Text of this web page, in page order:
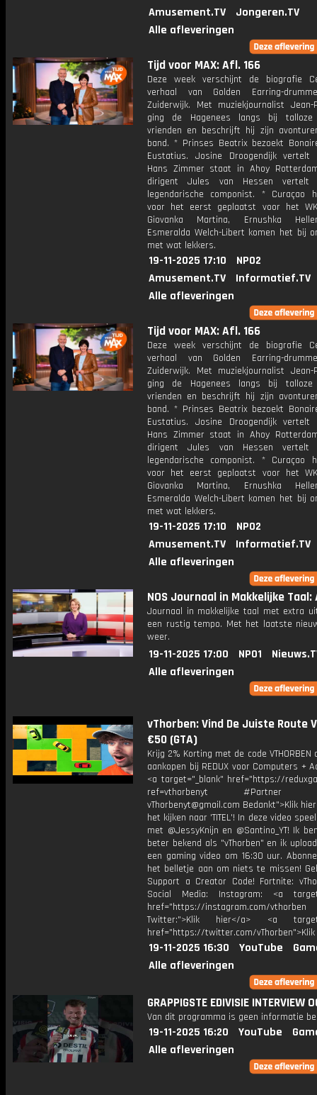
Amusement.TV
Jongeren.TV
Alle afleveringen
Tijd voor MAX: Afl. 166
Deze week verschijnt de biografie
verhaal van Golden Earring-
Zuiderwijk. Met muziekjournalist Jean-
ging de Hagenees langs bij talloze
vrienden en beschrijft hij zijn
band. * Prinses Beatrix bezoekt
Eustatius. Josine Droogendijk
Hans Zimmer staat in Ahoy
dirigent Jules van Hessen
legendarische componist. * Curaçao
voor het eerst geplaatst voor het
Giovanka Martina, Ernushka
Esmeralda Welch-Libert komen het bij
met wat lekkers.
19-11-2025 17:10
NPO2
Amusement.TV
Informatief.TV
Alle afleveringen
Tijd voor MAX: Afl. 166
Deze week verschijnt de biografie
verhaal van Golden Earring-
Zuiderwijk. Met muziekjournalist Jean-
ging de Hagenees langs bij talloze
vrienden en beschrijft hij zijn
band. * Prinses Beatrix bezoekt
Eustatius. Josine Droogendijk
Hans Zimmer staat in Ahoy
dirigent Jules van Hessen
legendarische componist. * Curaçao
voor het eerst geplaatst voor het
Giovanka Martina, Ernushka
Esmeralda Welch-Libert komen het bij
met wat lekkers.
19-11-2025 17:10
NPO2
Amusement.TV
Informatief.TV
Alle afleveringen
NOS Journaal in Makkelijke Taal:
Journaal in makkelijke taal met extra
een rustig tempo. Met het laatste
weer.
19-11-2025 17:00 NPO1
Alle afleveringen
vThorben: Vind De Juiste Route
€50 (GTA)
Krijg 2% Korting met de code VTHORBEN
aankopen bij REDUX voor Computers +
<a target="_blank" href="https://
ref=vthorbenyt #Partner
vThorbenyt@gmail.com Bedankt">Klik
het kijken naar 'TITEL'! In deze video
met @JessyKnijn en @Santino_YT! Ik
beter bekend als "vThorben" en ik
een gaming video om 16:30 uur.
het belletje aan om niets te missen!
Support a Creator Code! Fortnite:
Social Media: Instagram: <a
href="https://instagram.com/vthorben
Twitter:">Klik hier</a> <a
href="https://twitter.com/
19-11-2025 16:30 YouTube
Alle afleveringen
GRAPPIGSTE EDIVISIE INTERVIEW
Van dit programma is geen informatie
19-11-2025 16:20 YouTube
Alle afleveringen